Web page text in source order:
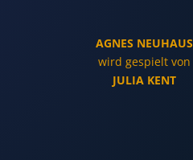
AGNES NEUHAUS
wird gespielt von
JULIA KENT